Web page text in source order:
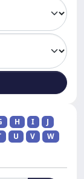
H I
J
U V
W